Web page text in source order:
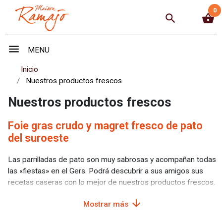
search shopping_basket
0
menu MENU
Inicio
Nuestros productos frescos
Nuestros productos frescos
Foie gras crudo y magret fresco de pato
del suroeste
Las parrilladas de pato son muy sabrosas y acompañan todas
las «fiestas» en el Gers. Podrá descubrir a sus amigos sus
recetas caseras con lo mejor de nuestros productos frescos.
Todos nuestros productos a base de pato cuentan con la
Mostrar más arrow_downward